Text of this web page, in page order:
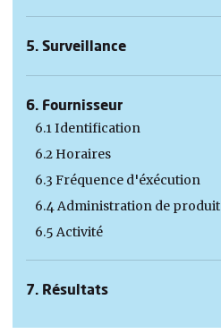
5. Surveillance
6. Fournisseur
6.1 Identification
6.2 Horaires
6.3 Fréquence d'éxécution
6.4 Administration de produit
6.5 Activité
7. Résultats